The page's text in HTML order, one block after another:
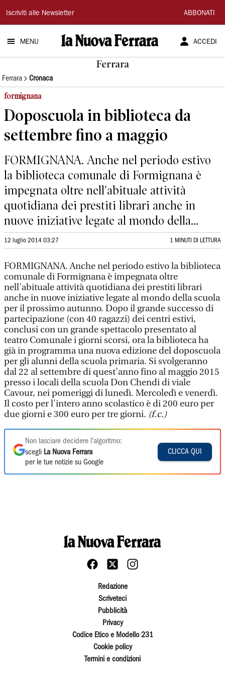
La
Nuova
Ferrara
Iscriviti alle Newsletter ABBONATI
MENU ACCEDI
Ferrara
Ferrara Cronaca
formignana
Doposcuola in biblioteca da
settembre fino a maggio
FORMIGNANA. Anche nel periodo estivo
la biblioteca comunale di Formignana è
impegnata oltre nell'abituale attività
quotidiana dei prestiti librari anche in
nuove iniziative legate al mondo della...
12 luglio 2014 03:27 1 MINUTI DI LETTURA
FORMIGNANA. Anche nel periodo estivo la biblioteca
comunale di Formignana è impegnata oltre
nell'abituale attività quotidiana dei prestiti librari
anche in nuove iniziative legate al mondo della scuola
per il prossimo autunno. Dopo il grande successo di
partecipazione (con 40 ragazzi) dei centri estivi,
conclusi con un grande spettacolo presentato al
teatro Comunale i giorni scorsi, ora la biblioteca ha
già in programma una nuova edizione del doposcuola
per gli alunni della scuola primaria. Si svolgeranno
dal 22 al settembre di quest'anno fino al maggio 2015
presso i locali della scuola Don Chendi di viale
Cavour, nei pomeriggi di lunedì. Mercoledì e venerdì.
Il costo per l'intero anno scolastico è di 200 euro per
due giorni e 300 euro per tre giorni. (f.c.)
Non lasciare decidere l'algoritmo:
scegli La Nuova Ferrara
per le tue notizie su Google
CLICCA QUI
Redazione
Scriveteci
Pubblicità
Privacy
Codice Etico e Modello 231
Cookie policy
Termini e condizioni